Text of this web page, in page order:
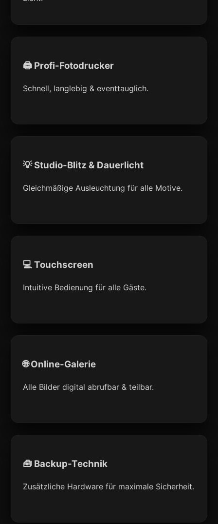
🖨 Profi-Fotodrucker
Schnell, langlebig & eventtauglich.
💡 Studio-Blitz & Dauerlicht
Gleichmäßige Ausleuchtung für alle Motive.
💻 Touchscreen
Intuitive Bedienung für alle Gäste.
🌐 Online-Galerie
Alle Bilder digital abrufbar & teilbar.
🧰 Backup-Technik
Zusätzliche Hardware für maximale Sicherheit.